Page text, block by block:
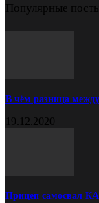
Популярные
В чём разница
19.12.2020
Прицеп самосвал